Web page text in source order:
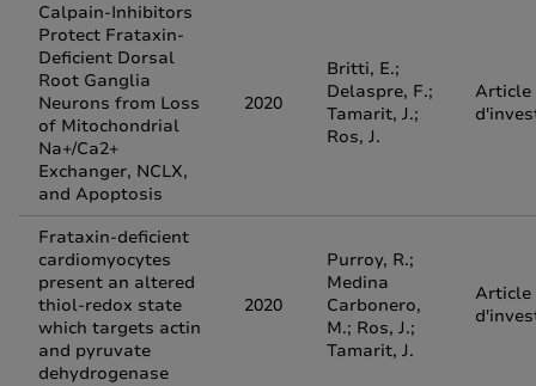
Calpain-Inhibitors
Protect Frataxin-
Deficient Dorsal
Root Ganglia
Neurons from Loss
of Mitochondrial
Na+/Ca2+
Exchanger, NCLX,
and Apoptosis
2020
Britti, E.;
Delaspre, F.;
Tamarit, J.;
Ros, J.
Article
Frataxin-deficient
cardiomyocytes
present an altered
thiol-redox state
which targets actin
and pyruvate
dehydrogenase
2020
Purroy, R.;
Medina
Carbonero,
M.; Ros, J.;
Tamarit, J.
Article